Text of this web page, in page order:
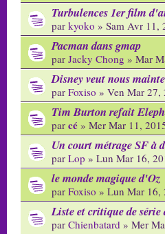
Turbulences 1er film
par kyoko » Sam Avr 11,
Pacman dans gmap
par Jacky Chong » Mar
Disney veut nous
par Foxiso » Ven Mar 27,
Tim Burton refait
par cé » Mer Mar 11,
Un court métrage SF à
par Lop » Lun Mar 16,
le monde magique d'Oz
par Foxiso » Lun Mar 16,
Liste et critique de
par Chienbatard » Mer